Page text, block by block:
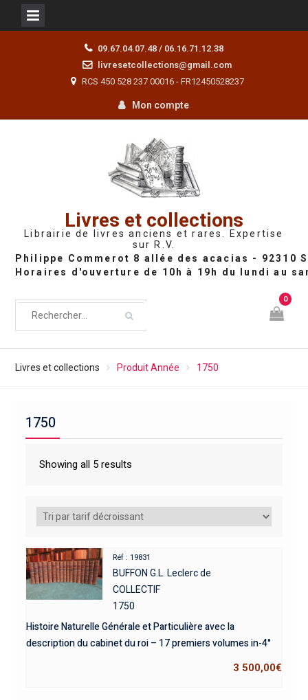
09.67.04.07.48 / 06.16.71.12.38
livresetcollections@gmail.com
RCS 450 528 237 00016 - FR12450528237
Mon compte
Livres et collections
Librairie de livres anciens et rares. Expertise
sur R.V.
0
Livres et collections Produit Année 1750
1750
Showing all 5 results
Réf : 19831
BUFFON G.L. Leclerc de
COLLECTIF
1750
Histoire Naturelle Générale et Particulière avec la
description du cabinet du roi – 17 premiers volumes in-4°
3 500,00€